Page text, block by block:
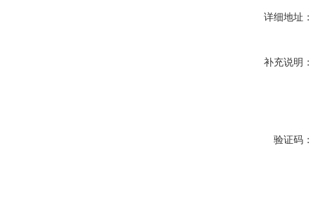
详细地址：
补充说明：
验证码：